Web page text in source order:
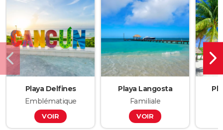
Playa Delfines
Emblématique
VOIR
Playa Langosta
Familiale
VOIR